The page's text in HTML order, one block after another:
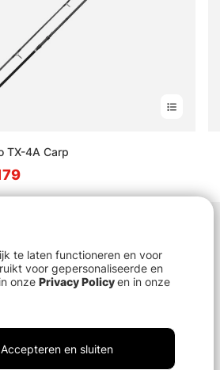
TX-4A Carp
te laten functioneren en voor
voor gepersonaliseerde en
onze Privacy Policy en in onze
Accepteren en sluiten